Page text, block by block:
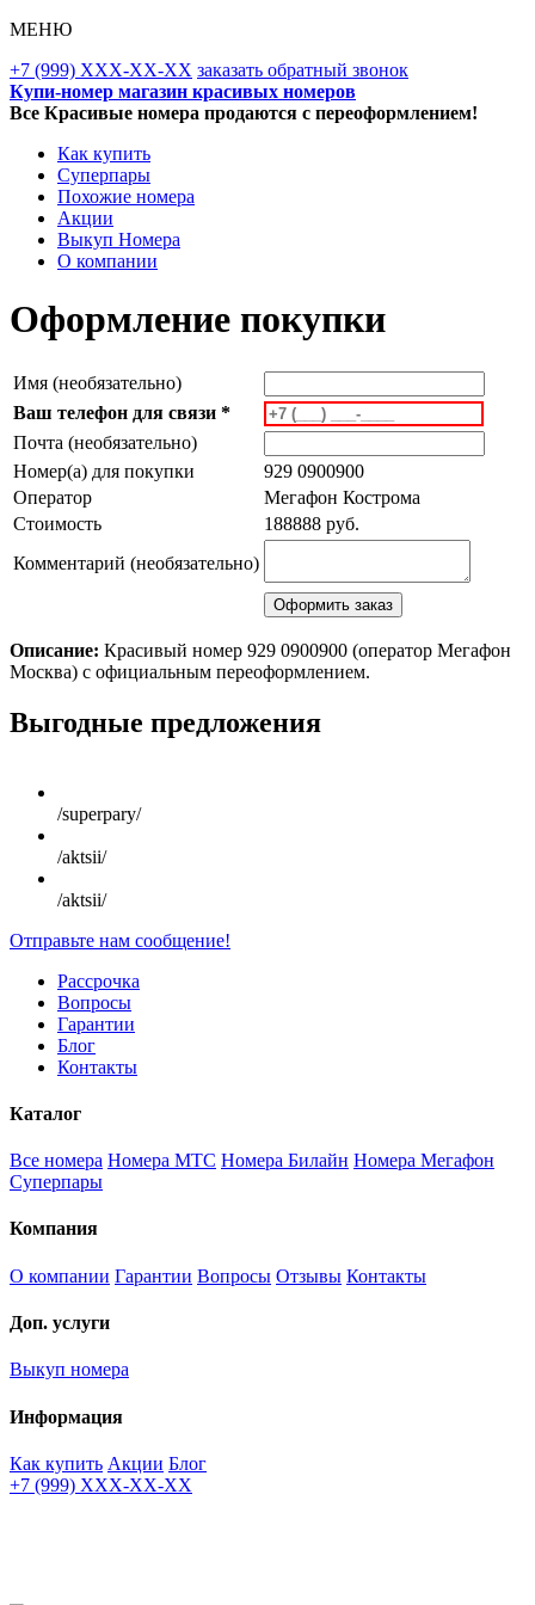
МЕНЮ
+7 (999) XXX-XX-XX заказать обратный звонок
Купи-номер магазин красивых номеров
Все Красивые номера продаются с переоформлением!
Как купить
Суперпары
Похожие номера
Акции
Выкуп Номера
О компании
Оформление покупки
Имя (необязательно)
Ваш телефон для связи *
Почта (необязательно)
Номер(а) для покупки
929 0900900
Оператор
Мегафон Кострома
Стоимость
188888 руб.
Комментарий (необязательно)
Описание: Красивый номер 929 0900900 (оператор Мегафон
Москва) с официальным переоформлением.
Scroll
Up
Выгодные предложения
/superpary/
/aktsii/
/aktsii/
Отправьте нам сообщение!
Рассрочка
Вопросы
Гарантии
Блог
Контакты
Каталог
Все номера Номера МТС Номера Билайн Номера Мегафон
Суперпары
Компания
О компании Гарантии Вопросы Отзывы Контакты
Доп. услуги
Выкуп номера
Информация
Как купить Акции Блог
+7 (999) XXX-XX-XX